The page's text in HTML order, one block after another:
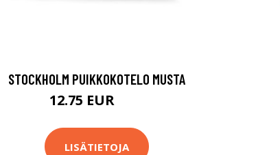
STOCKHOLM PUIKKOKOTELO MUSTA
12.75 EUR
LISÄTIETOJA